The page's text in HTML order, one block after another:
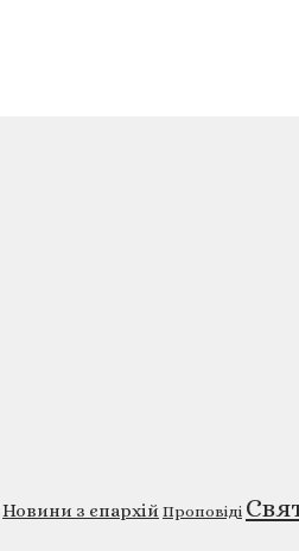
Новини з єпархій Проповіді